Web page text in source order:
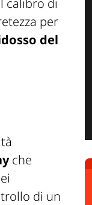
calibro di
per
del
che
di un